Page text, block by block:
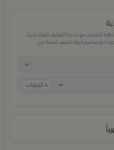
للتقديم مع خدمة التغليف الفاخر لدينا،
وتصاميم أنيقة تضيف لمسة من
4 الخيارات